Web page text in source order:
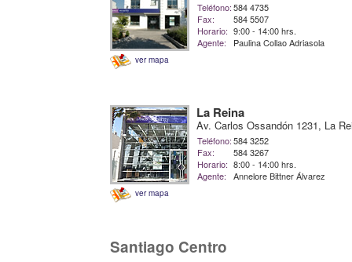
ver mapa
Teléfono:584 4735
Fax:
584 5507
Horario: 9:00 - 14:00 hrs.
Agente:
Paulina Collao Adriasola
ver mapa
La Reina
Av. Carlos Ossandón 1231, La
Teléfono:584 3252
Fax:
584 3267
Horario: 8:00 - 14:00 hrs.
Agente:
Annelore Bittner Álvarez
Santiago Centro